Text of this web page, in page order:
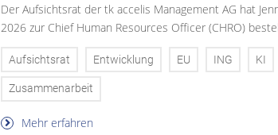
Der Aufsichtsrat der tk accelis Management AG hat
2026 zur Chief Human Resources Officer (CHRO)
Aufsichtsrat Entwicklung EU ING KI
Zusammenarbeit
Mehr erfahren